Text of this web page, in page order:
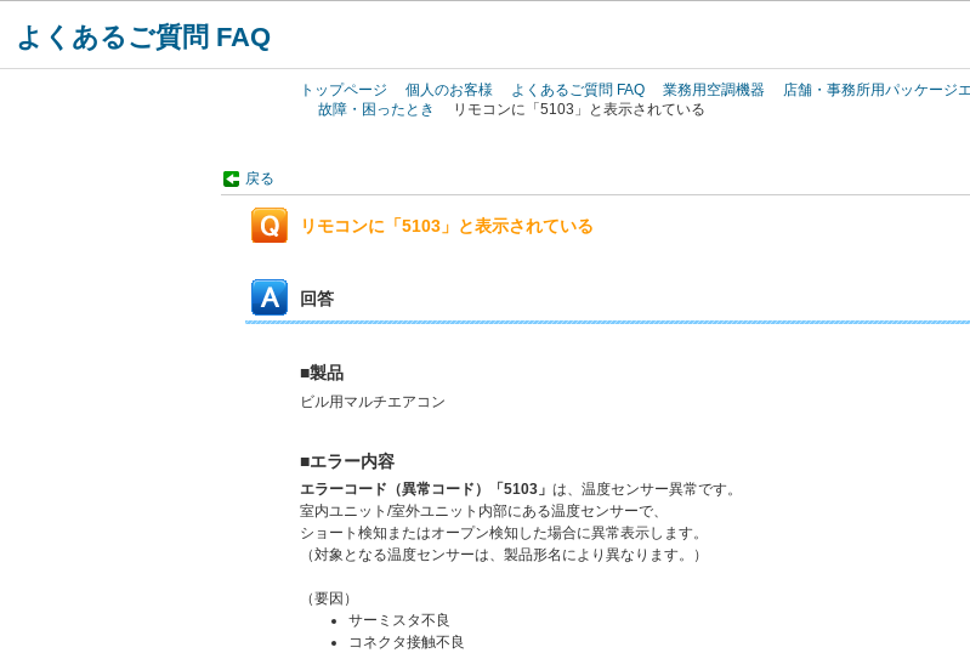
よくあるご質問 FAQ
トップページ 個人のお客様 よくあるご質問 FAQ 業務用空調機器
店舗・事務所用パッケージ
故障・困ったとき
リモコンに「5103」と表示されている
戻る
リモコンに「5103」と表示されている
回答
■製品
ビル用マルチエアコン
■エラー内容
エラーコード（異常コード）「5103」 は、温度センサー異常です。
室内ユニット/室外ユニット内部にある温度センサーで、
ショート検知またはオープン検知した場合に異常表示します。
（対象となる温度センサーは、製品形名により異なります。）
（要因）
サーミスタ不良
コネクタ接触不良